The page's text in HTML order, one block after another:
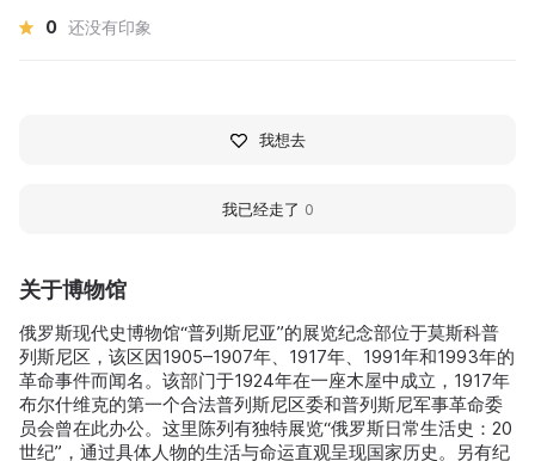
关于博物馆
俄罗斯现代史博物馆“普列斯尼亚”的展览纪念部位于莫斯科普
列斯尼区，该区因1905–1907年、1917年、1991年和1993年的
革命事件而闻名。该部门于1924年在一座木屋中成立，1917年
布尔什维克的第一个合法普列斯尼区委和普列斯尼军事革命委
员会曾在此办公。这里陈列有独特展览“俄罗斯日常生活史：20
世纪”，通过具体人物的生活与命运直观呈现国家历史。另有纪
0 还没有印象
我想去
我已经走了 0